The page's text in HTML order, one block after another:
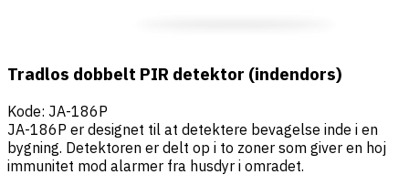
Tradlos dobbelt PIR detektor (indendors)
Kode: JA-186P
JA-186P er designet til at detektere bevagelse inde i en
bygning. Detektoren er delt op i to zoner som giver en hoj
immunitet mod alarmer fra husdyr i omradet.